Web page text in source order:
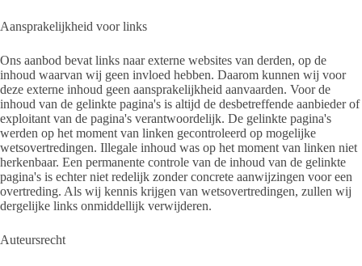
Aansprakelijkheid voor links
Ons aanbod bevat links naar externe websites van derden, op de
inhoud waarvan wij geen invloed hebben. Daarom kunnen wij voor
deze externe inhoud geen aansprakelijkheid aanvaarden. Voor de
inhoud van de gelinkte pagina's is altijd de desbetreffende aanbieder of
exploitant van de pagina's verantwoordelijk. De gelinkte pagina's
werden op het moment van linken gecontroleerd op mogelijke
wetsovertredingen. Illegale inhoud was op het moment van linken niet
herkenbaar. Een permanente controle van de inhoud van de gelinkte
pagina's is echter niet redelijk zonder concrete aanwijzingen voor een
overtreding. Als wij kennis krijgen van wetsovertredingen, zullen wij
dergelijke links onmiddellijk verwijderen.
Auteursrecht